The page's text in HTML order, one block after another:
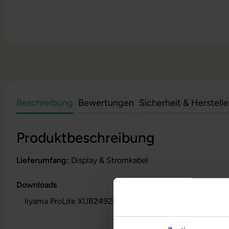
Beschreibung Bewertungen Sicherheit &
Produktbeschreibung
Lieferumfang: Display & Stromkabel
Downloads
Iiyama ProLite XUB2492HSU - Datenblatt (pdf)